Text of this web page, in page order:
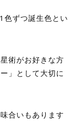
1 色ずつ誕生色とい
術がお好きな方
」として大切に
合いもあります